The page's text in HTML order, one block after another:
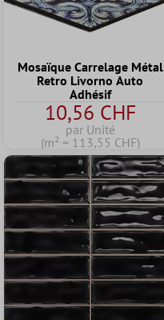
Mosaïque Carrelage Métal
Retro Livorno Auto
Adhésif
10,56 CHF
par Unité
(m² = 113,55 CHF)